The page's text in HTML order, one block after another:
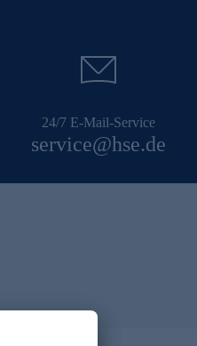
24/7 E-Mail-Service
service@hse.de